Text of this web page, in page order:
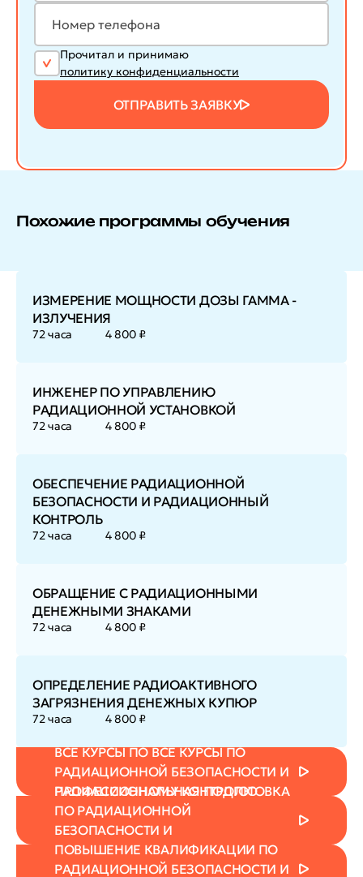
Прочитал и принимаю
политику конфиденциальности
ОТПРАВИТЬ ЗАЯВКУ
Похожие программы обучения
ИЗМЕРЕНИЕ МОЩНОСТИ ДОЗЫ ГАММА -
ИЗЛУЧЕНИЯ
72 часа 4 800 ₽
ИНЖЕНЕР ПО УПРАВЛЕНИЮ
РАДИАЦИОННОЙ УСТАНОВКОЙ
72 часа 4 800 ₽
ОБЕСПЕЧЕНИЕ РАДИАЦИОННОЙ
БЕЗОПАСНОСТИ И РАДИАЦИОННЫЙ
КОНТРОЛЬ
72 часа 4 800 ₽
ОБРАЩЕНИЕ С РАДИАЦИОННЫМИ
ДЕНЕЖНЫМИ ЗНАКАМИ
72 часа 4 800 ₽
ОПРЕДЕЛЕНИЕ РАДИОАКТИВНОГО
ЗАГРЯЗНЕНИЯ ДЕНЕЖНЫХ КУПЮР
72 часа 4 800 ₽
ВСЕ КУРСЫ ПО ВСЕ КУРСЫ ПО
РАДИАЦИОННОЙ БЕЗОПАСНОСТИ И
РАДИАЦИОННОМУ КОНТРОЛЮ
ПРОФЕССИОНАЛЬНАЯ ПОДГОТОВКА
ПО РАДИАЦИОННОЙ
БЕЗОПАСНОСТИ И
РАДИАЦИОННОМУ КОНТРОЛЮ
ПОВЫШЕНИЕ КВАЛИФИКАЦИИ ПО
РАДИАЦИОННОЙ БЕЗОПАСНОСТИ И